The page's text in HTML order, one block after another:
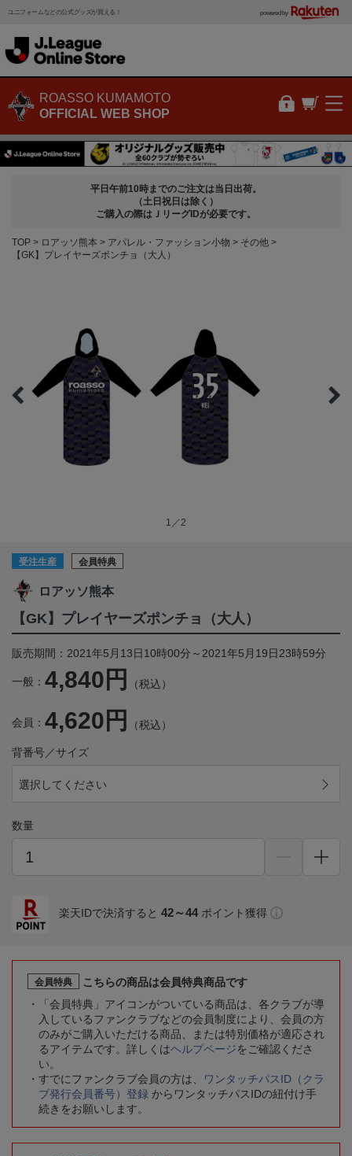
ユニフォームなどの公式グッズが買える！ powered by
ROASSO KUMAMOTO
OFFICIAL WEB SHOP
平日午前10時までのご注文は当日出荷。
（土日祝日は除く）
ご購入の際はＪリーグIDが必要です。
TOP ロアッソ熊本 アパレル・ファッション小物
その他
【GK】プレイヤーズポンチョ（大人）
1／2
受注生産 会員特典
ロアッソ熊本
【GK】プレイヤーズポンチョ（大人）
販売期間：2021年5月13日10時00分～2021年5月19日23時59分
一般： 4,840円 （税込）
会員： 4,620円 （税込）
背番号／サイズ
選択してください
数量
楽天IDで決済すると 42～44 ポイント獲得
会員特典
こちらの商品は会員特典商品です
「会員特典」アイコンがついている商品は、各クラブが導
入しているファンクラブなどの会員制度により、会員の方
のみがご購入いただける商品、または特別価格が適応され
るアイテムです。詳しくはヘルプページをご確認くださ
い。
すでにファンクラブ会員の方は、
ワンタッチパスID（クラ
ブ発行会員番号）登録 からワンタッチパスIDの紐付け手
続きをお願いします。